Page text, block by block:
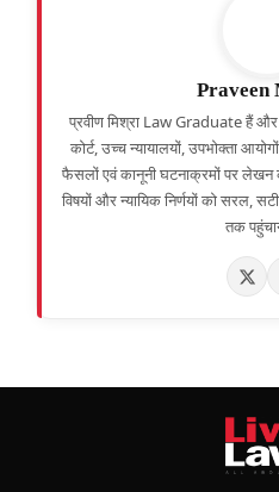
Praveen
प्रवीण मिश्रा Law Graduate हैं
कोर्ट, उच्च न्यायालयों, उपभोक्ता
फैसलों एवं कानूनी घटनाक्रमों पर लेखन
विषयों और न्यायिक निर्णयों को सरल,
तक